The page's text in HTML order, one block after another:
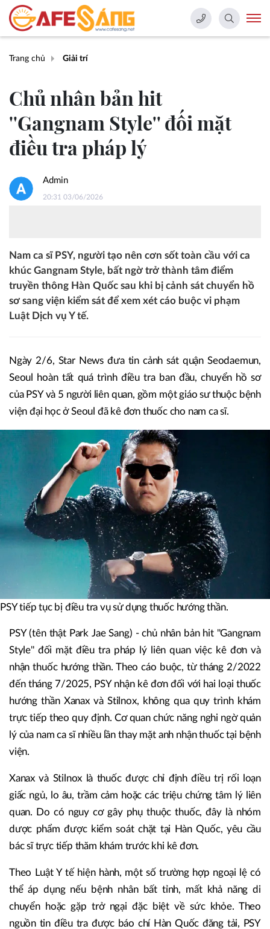
Trang chủ Giải trí
Chủ nhân bản hit
''Gangnam Style'' đối mặt
điều tra pháp lý
Admin
20:31 03/06/2026
Nam ca sĩ PSY, người tạo nên cơn sốt toàn cầu với ca
khúc Gangnam Style, bất ngờ trở thành tâm điểm
truyền thông Hàn Quốc sau khi bị cảnh sát chuyển hồ
sơ sang viện kiểm sát để xem xét cáo buộc vi phạm
Luật Dịch vụ Y tế.
Ngày 2/6, Star News đưa tin cảnh sát quận Seodaemun,
Seoul hoàn tất quá trình điều tra ban đầu, chuyển hồ sơ
của PSY và 5 người liên quan, gồm một giáo sư thuộc bệnh
viện đại học ở Seoul đã kê đơn thuốc cho nam ca sĩ.
PSY tiếp tục bị điều tra vụ sử dụng thuốc hướng thần.
PSY (tên thật Park Jae Sang) - chủ nhân bản hit ''Gangnam
Style'' đối mặt điều tra pháp lý liên quan việc kê đơn và
nhận thuốc hướng thần. Theo cáo buộc, từ tháng 2/2022
đến tháng 7/2025, PSY nhận kê đơn đối với hai loại thuốc
hướng thần Xanax và Stilnox, không qua quy trình khám
trực tiếp theo quy định. Cơ quan chức năng nghi ngờ quản
lý của nam ca sĩ nhiều lần thay mặt anh nhận thuốc tại bệnh
viện.
Xanax và Stilnox là thuốc được chỉ định điều trị rối loạn
giấc ngủ, lo âu, trầm cảm hoặc các triệu chứng tâm lý liên
quan. Do có nguy cơ gây phụ thuộc thuốc, đây là nhóm
dược phẩm được kiểm soát chặt tại Hàn Quốc, yêu cầu
bác sĩ trực tiếp thăm khám trước khi kê đơn.
Theo Luật Y tế hiện hành, một số trường hợp ngoại lệ có
thể áp dụng nếu bệnh nhân bất tỉnh, mất khả năng di
chuyển hoặc gặp trở ngại đặc biệt về sức khỏe. Theo
nguồn tin điều tra được báo chí Hàn Quốc đăng tải, PSY